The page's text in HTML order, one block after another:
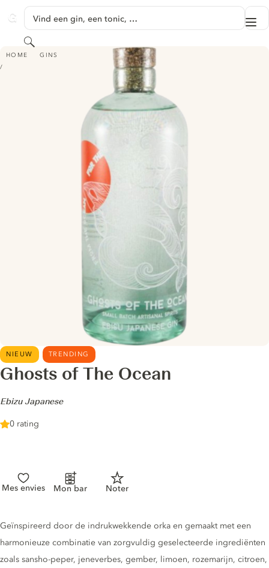
GINVENTORY
Vind een gin, een tonic, …
Zoeken
HOME GINS
GHOSTS OF THE OCEAN - EBIZU JAPANESE
NIEUW TRENDING
Ghosts of The Ocean
-
Ebizu Japanese
0 rating
Mes envies Mon bar Noter
Gin description
Geïnspireerd door de indrukwekkende orka en gemaakt met een
harmonieuze combinatie van zorgvuldig geselecteerde ingrediënten
zoals sansho-peper, jeneverbes, gember, limoen, rozemarijn, citroen,